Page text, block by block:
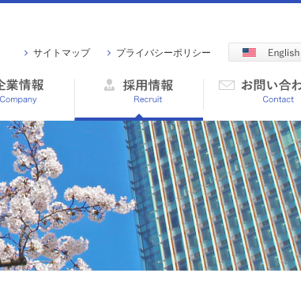
サイトマップ プライバシーポリシー